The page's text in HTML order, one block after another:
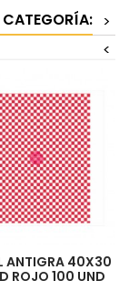
>
<
ANTIGRA 40X30
ROJO 100 UND